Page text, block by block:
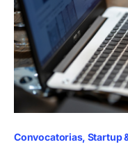
Convocatorias Startup